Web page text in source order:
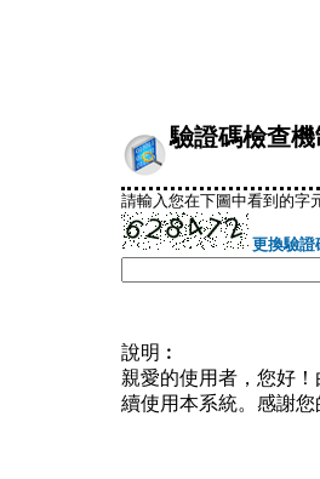
驗證碼檢查機
請輸入您在下圖中看到的字
更換驗證
說明︰
親愛的使用者，您好
續使用本系統。感謝您